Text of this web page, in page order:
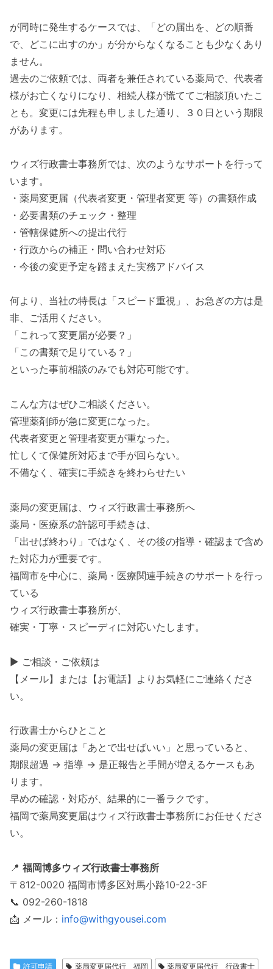
が同時に発生するケースでは、「どの届出を、どの順番
で、どこに出すのか」が分からなくなることも少なくあり
ません。
過去のご依頼では、両者を兼任されている薬局で、代表者
様がお亡くなりになり、相続人様が慌ててご相談頂いたこ
とも。変更には先程も申しました通り、３０日という期限
があります。
ウィズ行政書士事務所では、次のようなサポートを行って
います。
・薬局変更届（代表者変更・管理者変更 等）の書類作成
・必要書類のチェック・整理
・管轄保健所への提出代行
・行政からの補正・問い合わせ対応
・今後の変更予定を踏まえた実務アドバイス
何より、当社の特長は「スピード重視」、お急ぎの方は是
非、ご活用ください。
「これって変更届が必要？」
「この書類で足りている？」
といった事前相談のみでも対応可能です。
こんな方はぜひご相談ください。
管理薬剤師が急に変更になった。
代表者変更と管理者変更が重なった。
忙しくて保健所対応まで手が回らない。
不備なく、確実に手続きを終わらせたい
薬局の変更届は、ウィズ行政書士事務所へ
薬局・医療系の許認可手続きは、
「出せば終わり」ではなく、その後の指導・確認まで含め
た対応力が重要です。
福岡市を中心に、薬局・医療関連手続きのサポートを行っ
ている
ウィズ行政書士事務所が、
確実・丁寧・スピーディに対応いたします。
▶ ご相談・ご依頼は
【メール】または【お電話】よりお気軽にご連絡くださ
い。
行政書士からひとこと
薬局の変更届は「あとで出せばいい」と思っていると、
期限超過 → 指導 → 是正報告と手間が増えるケースもあ
ります。
早めの確認・対応が、結果的に一番ラクです。
福岡で薬局変更届はウィズ行政書士事務所にお任せくださ
い。
📍 福岡博多ウィズ行政書士事務所
〒812-0020 福岡市博多区対馬小路10-22-3F
📞 092-260-1818
📩 メール： info@withgyousei.com
許可申請 薬局変更届代行 福岡 薬局変更届代行 行政書士